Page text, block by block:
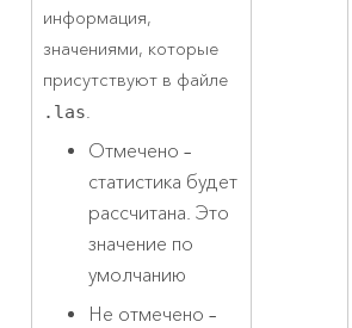
информация,
значениями, которые
присутствуют в файле
.las.
Отмечено –
статистика будет
рассчитана. Это
значение по
умолчанию
Не отмечено –